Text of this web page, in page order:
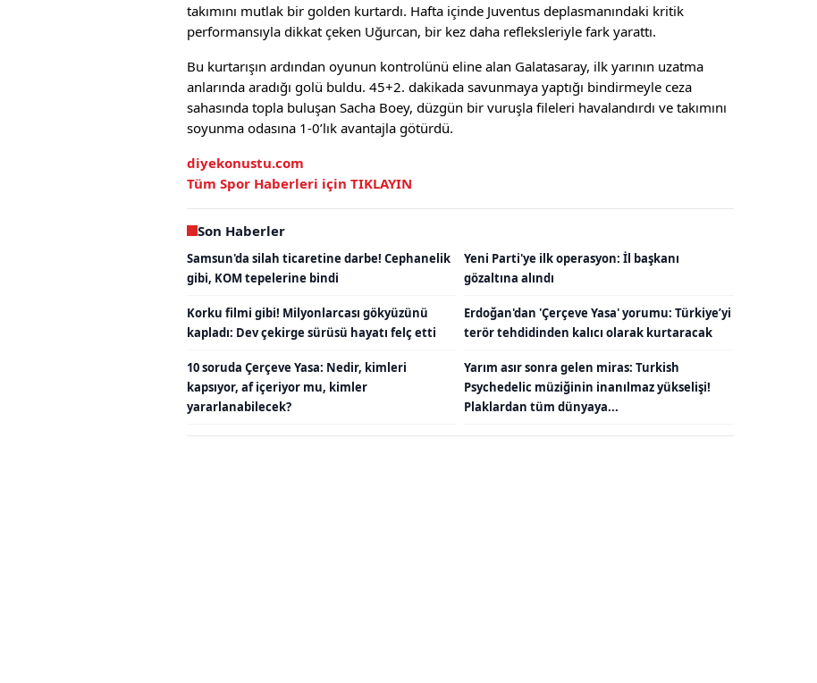
takımını mutlak bir golden kurtardı. Hafta içinde Juventus deplasmanındaki kritik
performansıyla dikkat çeken Uğurcan, bir kez daha refleksleriyle fark yarattı.
Bu kurtarışın ardından oyunun kontrolünü eline alan Galatasaray, ilk yarının uzatma
anlarında aradığı golü buldu. 45+2. dakikada savunmaya yaptığı bindirmeyle ceza
sahasında topla buluşan Sacha Boey, düzgün bir vuruşla fileleri havalandırdı ve takımını
soyunma odasına 1-0’lık avantajla götürdü.
diyekonustu.com
Tüm Spor Haberleri için TIKLAYIN
Son Haberler
Samsun'da silah ticaretine darbe! Cephanelik
gibi, KOM tepelerine bindi
Yeni Parti'ye ilk operasyon: İl başkanı
gözaltına alındı
Korku filmi gibi! Milyonlarcası gökyüzünü
kapladı: Dev çekirge sürüsü hayatı felç etti
Erdoğan'dan 'Çerçeve Yasa' yorumu: Türkiye’yi
terör tehdidinden kalıcı olarak kurtaracak
10 soruda Çerçeve Yasa: Nedir, kimleri
kapsıyor, af içeriyor mu, kimler
yararlanabilecek?
Yarım asır sonra gelen miras: Turkish
Psychedelic müziğinin inanılmaz yükselişi!
Plaklardan tüm dünyaya...